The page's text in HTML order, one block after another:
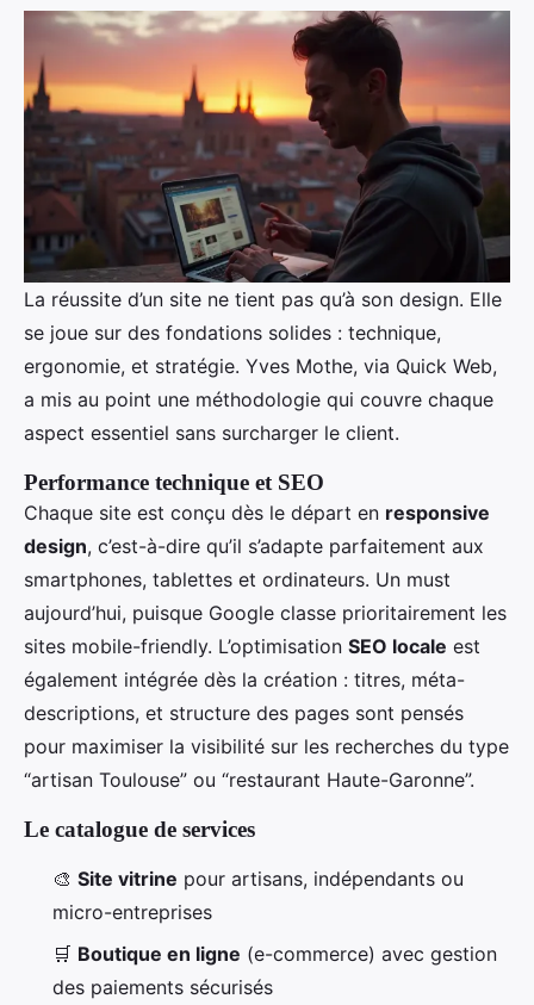
La réussite d’un site ne tient pas qu’à son design. Elle
se joue sur des fondations solides : technique,
ergonomie, et stratégie. Yves Mothe, via Quick Web,
a mis au point une méthodologie qui couvre chaque
aspect essentiel sans surcharger le client.
Performance technique et SEO
Chaque site est conçu dès le départ en responsive
design, c’est-à-dire qu’il s’adapte parfaitement aux
smartphones, tablettes et ordinateurs. Un must
aujourd’hui, puisque Google classe prioritairement les
sites mobile-friendly. L’optimisation SEO locale est
également intégrée dès la création : titres, méta-
descriptions, et structure des pages sont pensés
pour maximiser la visibilité sur les recherches du type
“artisan Toulouse” ou “restaurant Haute-Garonne”.
Le catalogue de services
🎨 Site vitrine pour artisans, indépendants ou
micro-entreprises
🛒 Boutique en ligne (e-commerce) avec gestion
des paiements sécurisés